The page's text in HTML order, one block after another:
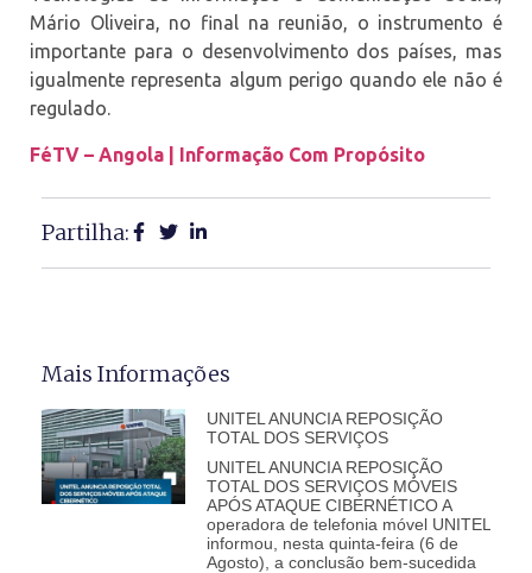
Mário Oliveira, no final na reunião, o instrumento é
importante para o desenvolvimento dos países, mas
igualmente representa algum perigo quando ele não é
regulado.
FéTV – Angola | Informação Com Propósito
Partilha:
Mais Informações
UNITEL ANUNCIA REPOSIÇÃO
TOTAL DOS SERVIÇOS
UNITEL ANUNCIA REPOSIÇÃO
TOTAL DOS SERVIÇOS MÓVEIS
APÓS ATAQUE CIBERNÉTICO A
operadora de telefonia móvel UNITEL
informou, nesta quinta-feira (6 de
Agosto), a conclusão bem-sucedida